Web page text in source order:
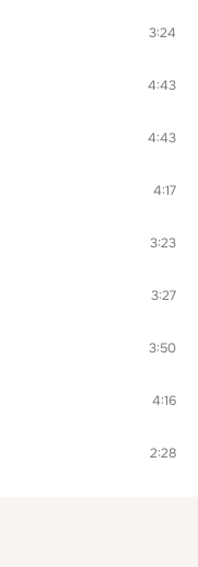
3:24
4:43
4:43
4:17
3:23
3:27
3:50
4:16
2:28